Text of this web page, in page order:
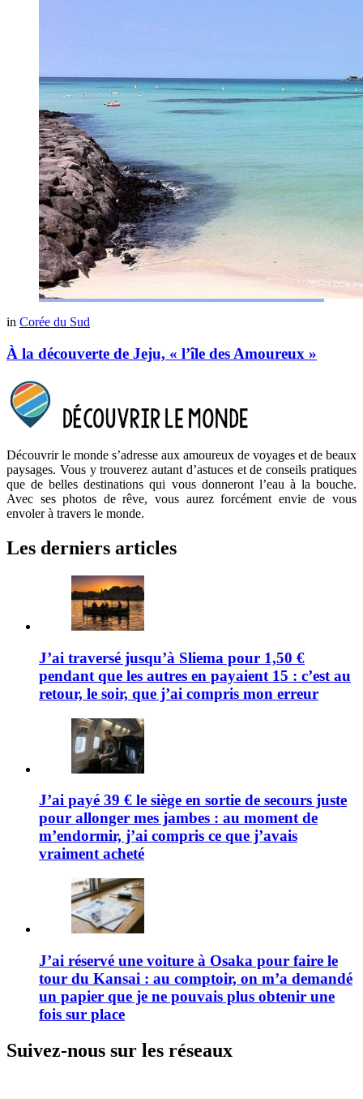
in Corée du Sud
À la découverte de Jeju, « l’île des Amoureux »
Découvrir le monde s’adresse aux amoureux de voyages et de beaux
paysages. Vous y trouverez autant d’astuces et de conseils pratiques
que de belles destinations qui vous donneront l’eau à la bouche.
Avec ses photos de rêve, vous aurez forcément envie de vous
envoler à travers le monde.
Les derniers articles
J’ai traversé jusqu’à Sliema pour 1,50 €
pendant que les autres en payaient 15 : c’est au
retour, le soir, que j’ai compris mon erreur
J’ai payé 39 € le siège en sortie de secours juste
pour allonger mes jambes : au moment de
m’endormir, j’ai compris ce que j’avais
vraiment acheté
J’ai réservé une voiture à Osaka pour faire le
tour du Kansai : au comptoir, on m’a demandé
un papier que je ne pouvais plus obtenir une
fois sur place
Suivez-nous sur les réseaux